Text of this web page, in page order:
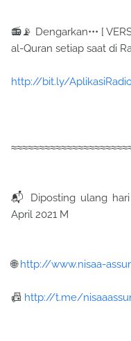
📻📡 Dengarkan••• [
al-Quran setiap saat di
http://bit.ly/
📬 Diposting ulang
April 2021 M
🌐http://www.nisaa-
📠 http://t.me/